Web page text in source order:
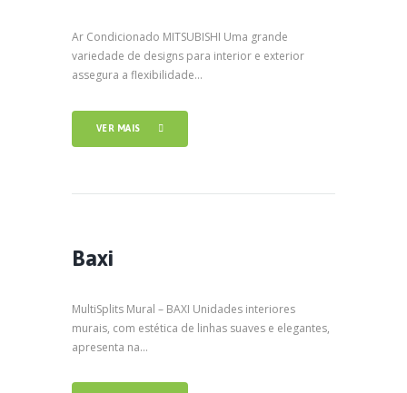
Ar Condicionado MITSUBISHI Uma grande
variedade de designs para interior e exterior
assegura a flexibilidade...
VER MAIS
Baxi
MultiSplits Mural – BAXI Unidades interiores
murais, com estética de linhas suaves e elegantes,
apresenta na...